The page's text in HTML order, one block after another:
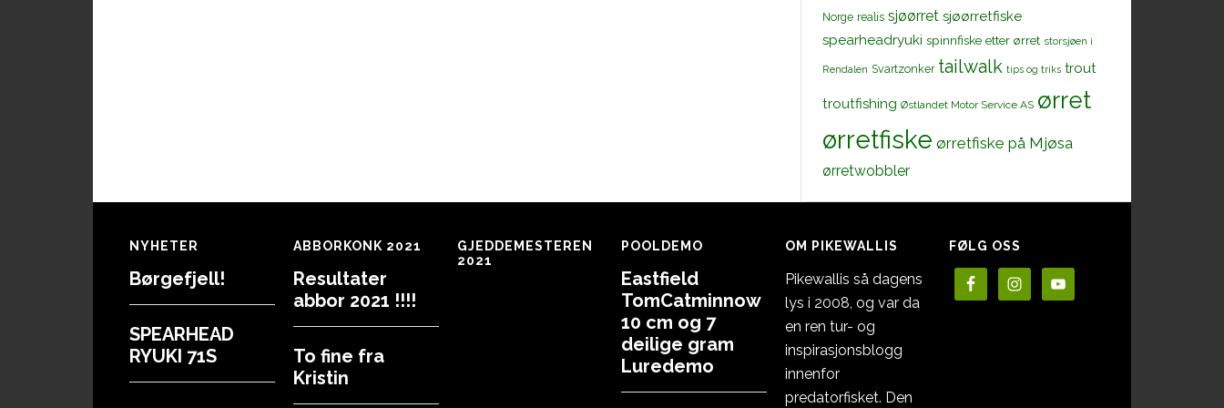
Norge realis sjøørret sjøørretfiske
spearheadryuki spinnfiske etter ørret storsjøen i
Rendalen Svartzonker tailwalk tips og triks trout
troutfishing Østlandet Motor Service AS ørret
ørretfiske ørretfiske på Mjøsa
ørretwobbler
Footer
NYHETER
Børgefjell!
SPEARHEAD
RYUKI 71S
ABBORKONK 2021
Resultater
abbor 2021 !!!!
To fine fra
Kristin
GJEDDEMESTEREN
2021
POOLDEMO
Eastfield
TomCatminnow
10 cm og 7
deilige gram
Luredemo
OM PIKEWALLIS
Pikewallis så dagens
lys i 2008, og var da
en ren tur- og
inspirasjonsblogg
innenfor
predatorfisket. Den
FØLG OSS